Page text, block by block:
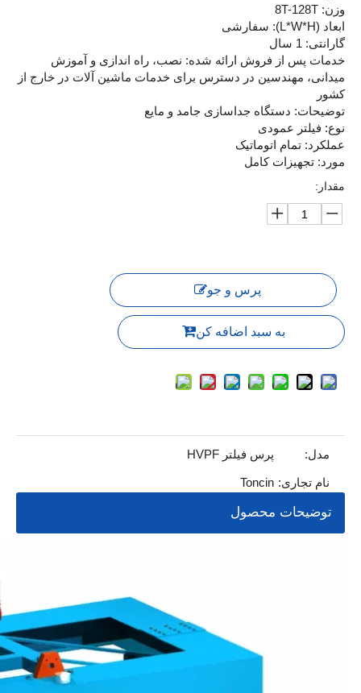
وزن: 8T-128T
ابعاد (L*W*H): سفارشی
گارانتی: 1 سال
خدمات پس از فروش ارائه شده: نصب، راه اندازی و آموزش
میدانی، مهندسین در دسترس برای خدمات ماشین آلات در خارج از
کشور
توضیحات: دستگاه جداسازی جامد و مایع
نوع: فیلتر عمودی
عملکرد: تمام اتوماتیک
مورد: تجهیزات کامل
مقدار:
پرس و جو
به سبد اضافه کن
مدل: پرس فیلتر HVPF
نام تجاری: Toncin
توضیحات محصول